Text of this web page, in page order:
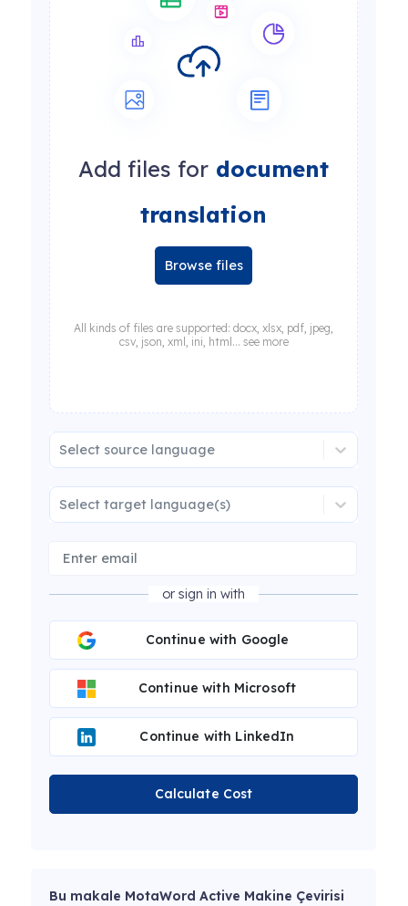
Add files for document
translation
Browse files
All kinds of files are supported: docx, xlsx, pdf, jpeg,
csv, json, xml, ini, html... see more
Select source language
Select target language(s)
or sign in with
Continue with Google
Continue with Microsoft
Continue with LinkedIn
Calculate Cost
Bu makale MotaWord Active Makine Çevirisi